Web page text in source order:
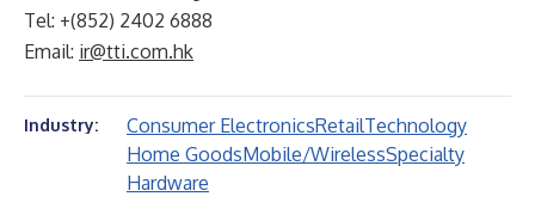
Tel: +(852) 2402 6888
Email: ir@tti.com.hk
Industry: Consumer ElectronicsRetailTechnology
Home GoodsMobile/WirelessSpecialty
Hardware